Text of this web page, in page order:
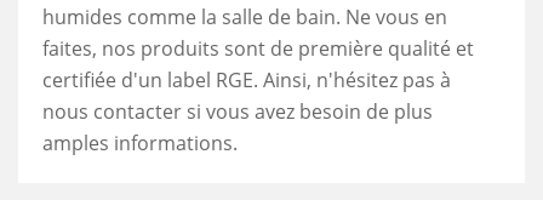
humides comme la salle de bain. Ne vous en
faites, nos produits sont de première qualité et
certifiée d'un label RGE. Ainsi, n'hésitez pas à
nous contacter si vous avez besoin de plus
amples informations.